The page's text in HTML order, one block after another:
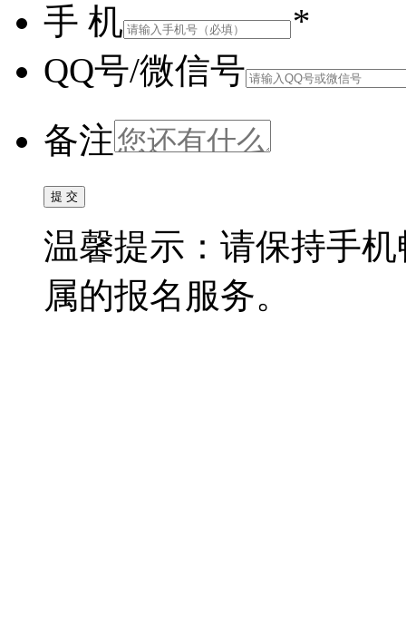
手 机
*
QQ号/微信号
备注
温馨提示：请保持手
属的报名服务。